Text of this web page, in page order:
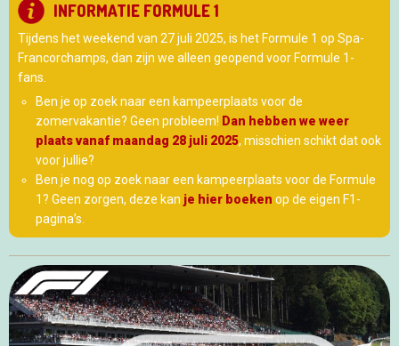
INFORMATIE FORMULE 1
Tijdens het weekend van 27 juli 2025, is het Formule 1 op Spa-
Francorchamps, dan zijn we alleen geopend voor Formule 1-
fans.
Ben je op zoek naar een kampeerplaats voor de
zomervakantie? Geen probleem! Dan hebben we weer
plaats vanaf maandag 28 juli 2025, misschien schikt dat ook
voor jullie?
Ben je nog op zoek naar een kampeerplaats voor de Formule
1? Geen zorgen, deze kan je hier boeken op de eigen F1-
pagina’s.